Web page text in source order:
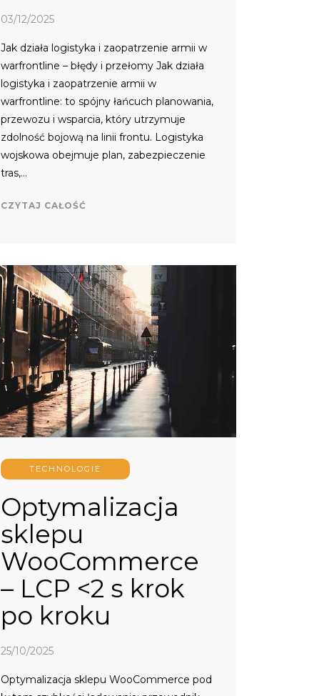
03/12/2025
Jak działa logistyka i zaopatrzenie armii w
warfrontline – błędy i przełomy Jak działa
logistyka i zaopatrzenie armii w
warfrontline: to spójny łańcuch planowania,
przewozu i wsparcia, który utrzymuje
zdolność bojową na linii frontu. Logistyka
wojskowa obejmuje plan, zabezpieczenie
tras,…
CZYTAJ CAŁOŚĆ
TECHNOLOGIE
Optymalizacja
sklepu
WooCommerce
– LCP <2 s krok
po kroku
25/10/2025
Optymalizacja sklepu WooCommerce pod